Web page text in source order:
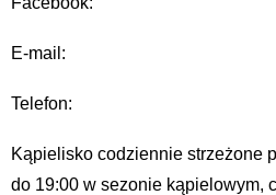
E-mail:
Telefon:
Kąpielisko codziennie strzeżone
do 19:00 w sezonie kąpielowym,